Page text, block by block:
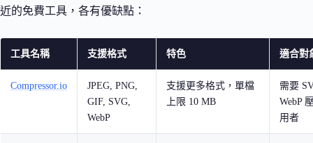
近的免費工具，各有優缺點：
工具名稱 支援格式 特色 適合對
Compressor.io
JPEG, PNG,
GIF, SVG,
WebP
支援更多格式，單檔
上限 10 MB
需要
WebP
用者